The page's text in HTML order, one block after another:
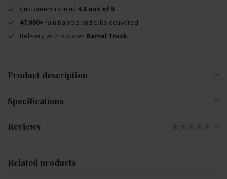
Customers rate us 4.6 out of 5
47,000+ rain barrels and tubs delivered
Delivery with our own Barrel Truck
Product description
Specifications
Reviews
Related products